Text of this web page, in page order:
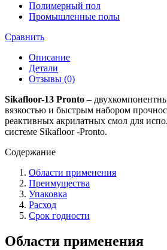
Полимерный пол
Промышленные полы
Сравнить
Описание
Детали
Отзывы (0)
Sikafloor-13 Pronto –
вязкостью и быстрым набором
реактивных акрилатных смол для
системе Sikafloor -Pronto.
Содержание
Области применения
Преимущества
Упаковка
Расход
Срок годности
Области применения